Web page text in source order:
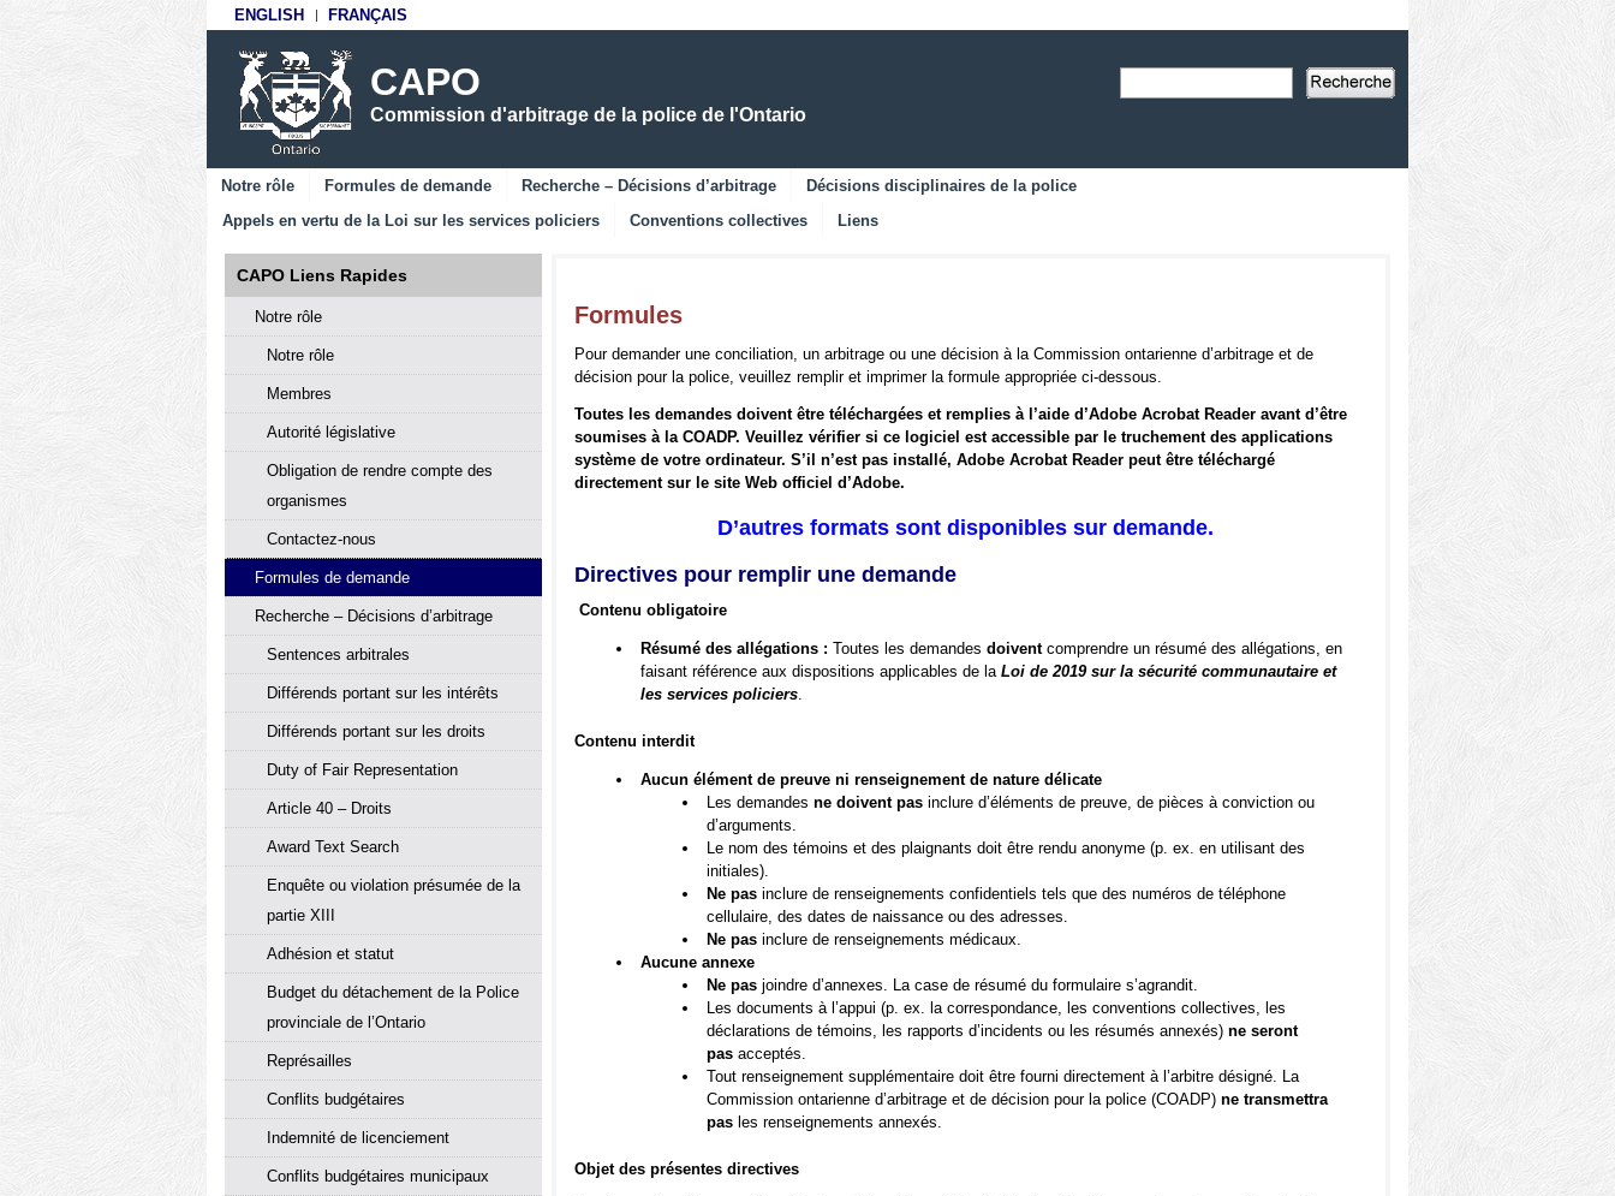
to
to
ENGLISH FRANÇAIS
CAPO
Commission d'arbitrage de la police de l'Ontario
Notre rôle Formules de demande Recherche – Décisions d’arbitrage
Décisions disciplinaires de la police
Appels en vertu de la Loi sur les services policiers
Conventions collectives Liens
Formules
Pour demander une conciliation, un arbitrage ou une décision à la Commission ontarienne d’arbitrage et de
décision pour la police, veuillez remplir et imprimer la formule appropriée ci-dessous.
Toutes les demandes doivent être téléchargées et remplies à l’aide d’Adobe Acrobat Reader avant d’être
soumises à la COADP. Veuillez vérifier si ce logiciel est accessible par le truchement des applications
système de votre ordinateur. S’il n’est pas installé, Adobe Acrobat Reader peut être téléchargé
directement sur le site Web officiel d’Adobe.
D’autres formats sont disponibles sur demande.
Directives pour remplir une demande
Contenu obligatoire
Résumé des allégations : Toutes les demandesdoiventcomprendre un résumé des allégations, en
faisant référence aux dispositions applicables de laLoi de 2019 sur la sécurité communautaire et
les services policiers
Contenu interdit
Aucun élément de preuve ni renseignement de nature délicate
Les demandesne doivent pas inclure d’éléments de preuve, de pièces à conviction ou
d’arguments.
Le nom des témoins et des plaignants doit être rendu anonyme (p. ex. en utilisant des
initiales).
Ne pas inclure de renseignements confidentiels tels que des numéros de téléphone
cellulaire, des dates de naissance ou des adresses.
Ne pas inclure de renseignements médicaux.
Aucune annexe
Ne pas joindre d’annexes. La case de résumé du formulaire s’agrandit.
Les documents à l’appui (p. ex. la correspondance, les conventions collectives, les
déclarations de témoins, les rapports d’incidents ou les résumés annexés)ne seront
pas acceptés.
Tout renseignement supplémentaire doit être fourni directement à l’arbitre désigné. La
Commission ontarienne d’arbitrage et de décision pour la police (COADP)ne transmettra
pas les renseignements annexés.
Objet des présentes directives
CAPO Liens Rapides
Notre rôle
Notre rôle
Membres
Autorité législative
Obligation de rendre compte des
organismes
Contactez-nous
Formules de demande
Recherche – Décisions d’arbitrage
Sentences arbitrales
Différends portant sur les intérêts
Différends portant sur les droits
Duty of Fair Representation
Article 40 – Droits
Award Text Search
Enquête ou violation présumée de la
partie XIII
Adhésion et statut
Budget du détachement de la Police
provinciale de l’Ontario
Représailles
Conflits budgétaires
Indemnité de licenciement
Conflits budgétaires municipaux